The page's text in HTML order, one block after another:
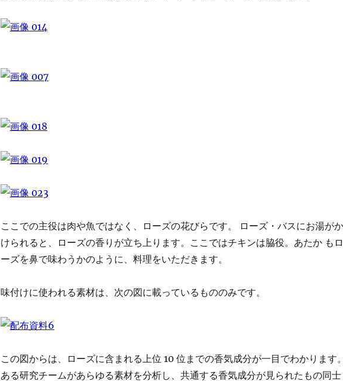
ここでの主役は肉や魚ではなく、ローズの花びらです。 ローズ・バスにお湯がか
けられると、ローズの香りが立ち上ります。ここではチキンは脇役。あたか もロ
ーズを鼻で味わうかのように、料理をいただきます。
味付けに使われる素材は、次の図に載っているもののみです。
この図からは、ローズに含まれる上位 10 位までの香気成分が一目でわかります
ある研究チームがあらゆる素材を分析し、共通する香気成分が見られたもの同士